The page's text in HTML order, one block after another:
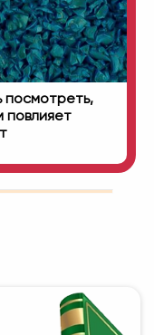
посмотреть,
повлияет